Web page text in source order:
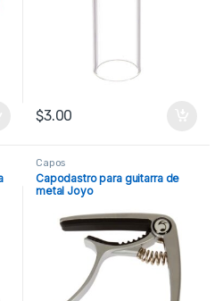
$3.00
Capos
Capodastro para guitarra de
metal Joyo